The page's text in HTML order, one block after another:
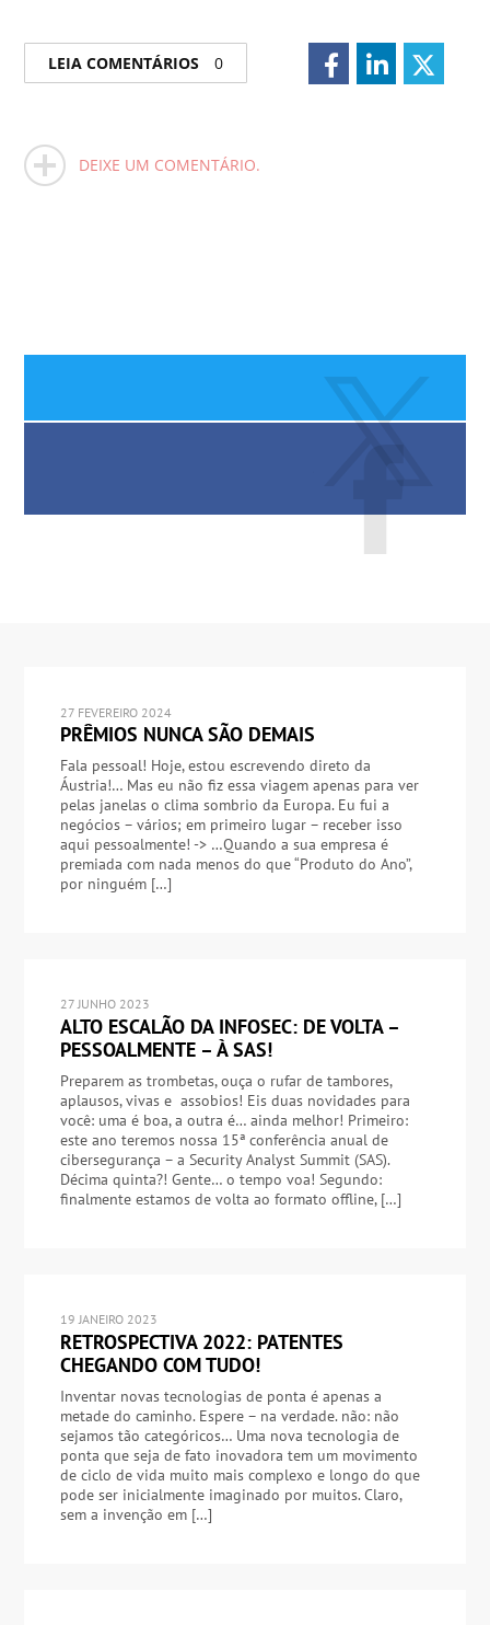
LEIA COMENTÁRIOS 0
DEIXE UM COMENTÁRIO.
27 FEVEREIRO 2024
PRÊMIOS NUNCA SÃO DEMAIS
Fala pessoal! Hoje, estou escrevendo direto da
Áustria!… Mas eu não fiz essa viagem apenas para ver
pelas janelas o clima sombrio da Europa. Eu fui a
negócios – vários; em primeiro lugar – receber isso
aqui pessoalmente! -> …Quando a sua empresa é
premiada com nada menos do que “Produto do Ano”,
por ninguém […]
27 JUNHO 2023
ALTO ESCALÃO DA INFOSEC: DE VOLTA –
PESSOALMENTE – À SAS!
Preparem as trombetas, ouça o rufar de tambores,
aplausos, vivas e assobios! Eis duas novidades para
você: uma é boa, a outra é… ainda melhor! Primeiro:
este ano teremos nossa 15ª conferência anual de
cibersegurança – a Security Analyst Summit (SAS).
Décima quinta?! Gente… o tempo voa! Segundo:
finalmente estamos de volta ao formato offline, […]
19 JANEIRO 2023
RETROSPECTIVA 2022: PATENTES
CHEGANDO COM TUDO!
Inventar novas tecnologias de ponta é apenas a
metade do caminho. Espere – na verdade. não: não
sejamos tão categóricos… Uma nova tecnologia de
ponta que seja de fato inovadora tem um movimento
de ciclo de vida muito mais complexo e longo do que
pode ser inicialmente imaginado por muitos. Claro,
sem a invenção em […]